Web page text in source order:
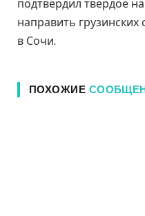
подтвердил твердое
направить
в Сочи.
ПОХОЖИЕ